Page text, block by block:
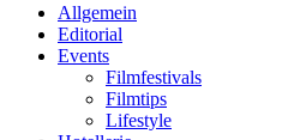
Allgemein
Editorial
Events
Filmfestivals
Filmtips
Lifestyle